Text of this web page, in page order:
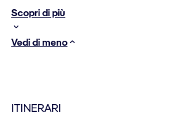
Scopri di più
Vedi di meno
ITINERARI